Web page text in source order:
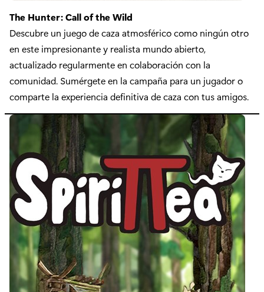
The Hunter: Call of the Wild
Descubre un juego de caza atmosférico como ningún otro
en este impresionante y realista mundo abierto,
actualizado regularmente en colaboración con la
comunidad. Sumérgete en la campaña para un jugador o
comparte la experiencia definitiva de caza con tus amigos.